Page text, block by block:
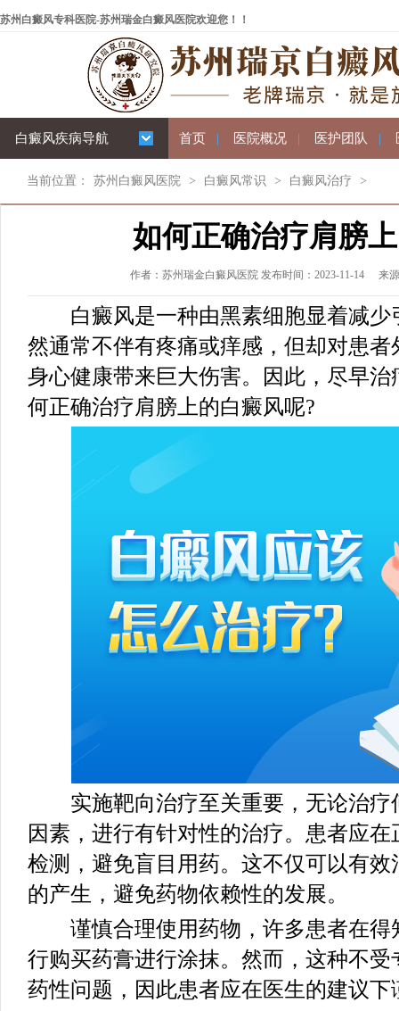
苏州白癜风专科医院-苏州瑞金白癜风医院欢迎您！！
白癜风疾病导航 首页 | 医院概况 | 医护团队 |
当前位置： 苏州白癜风医院 > 白癜风常识 > 白癜风治疗 >
如何正确治疗肩膀
作者：苏州瑞金白癜风医院 发布时间：2023-11-14 来
白癜风是一种由黑素细胞显着减少
然通常不伴有疼痛或痒感，但却对患
身心健康带来巨大伤害。因此，尽早
何正确治疗肩膀上的白癜风呢?
实施靶向治疗至关重要，无论治疗
因素，进行有针对性的治疗。患者应
检测，避免盲目用药。这不仅可以有
的产生，避免药物依赖性的发展。
谨慎合理使用药物，许多患者在得
行购买药膏进行涂抹。然而，这种不
药性问题，因此患者应在医生的建议